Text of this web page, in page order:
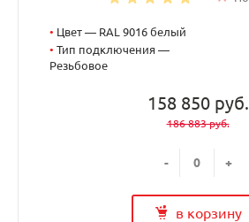
• Цвет — RAL 9016 белый
• Тип подключения —
Резьбовое
158 850 руб.
186 883 руб.
- +
в корзину